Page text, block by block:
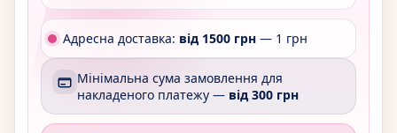
Адресна доставка: від 1500 грн — 1 грн
Мінімальна сума замовлення для
накладеного платежу — від 300 грн